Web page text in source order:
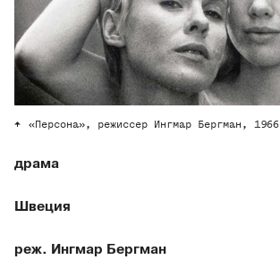
«Персона», режиссер Ингмар Бергман, 1966
драма
Швеция
реж. Ингмар Бергман